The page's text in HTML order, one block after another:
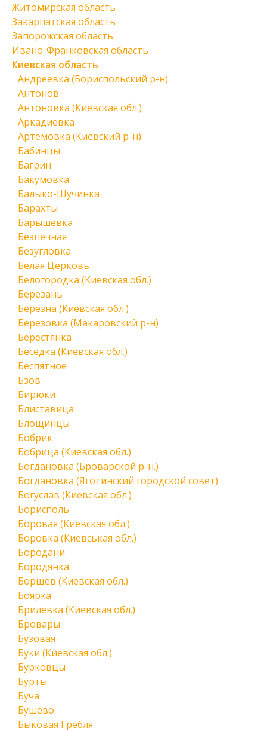
Житомирская область
Закарпатская область
Запорожская область
Ивано-Франковская область
Киевская область
Андреевка (Бориспольский р-н)
Антонов
Антоновка (Киевская обл.)
Аркадиевка
Артемовка (Киевский р-н)
Бабинцы
Багрин
Бакумовка
Балыко-Щучинка
Барахты
Барышевка
Безпечная
Безугловка
Белая Церковь
Белогородка (Киевская обл.)
Березань
Березна (Киевская обл.)
Березовка (Макаровский р-н)
Берестянка
Беседка (Киевская обл.)
Беспятное
Бзов
Бирюки
Блиставица
Блощинцы
Бобрик
Бобрица (Киевская обл.)
Богдановка (Броварской р-н.)
Богдановка (Яготинский городской совет)
Богуслав (Киевская обл.)
Борисполь
Боровая (Киевская обл.)
Боровка (Киевськая обл.)
Бородани
Бородянка
Борщёв (Киевская обл.)
Боярка
Брилевка (Киевская обл.)
Бровары
Бузовая
Буки (Киевская обл.)
Бурковцы
Бурты
Буча
Бушево
Быковая Гребля